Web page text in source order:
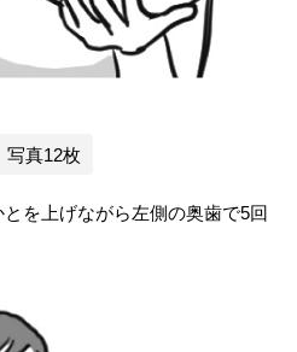
写真12枚
とを上げながら左側の奥歯で5回